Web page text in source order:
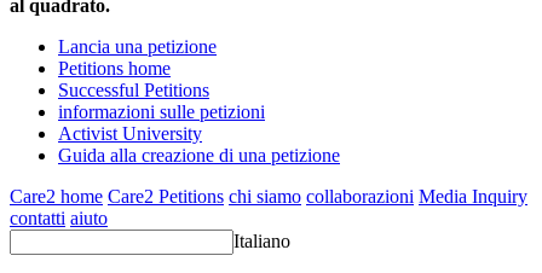
al quadrato.
Lancia una petizione
Petitions home
Successful Petitions
informazioni sulle petizioni
Activist University
Guida alla creazione di una petizione
Care2 home Care2 Petitions chi siamo collaborazioni Media Inquiry
contatti aiuto
Italiano